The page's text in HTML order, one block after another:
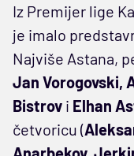
Iz Premijer lige
je imalo
Najviše Astana,
Jan Vorogovski,
Bistrov i Elhan
četvoricu (